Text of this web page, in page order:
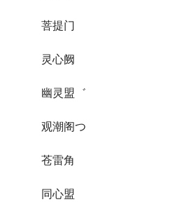
菩提门
灵心阙
幽灵盟゛
观潮阁つ
苍雷角
同心盟